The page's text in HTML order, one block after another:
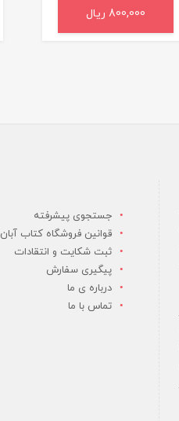
800,000 ریال
افزودن به سبد خرید
جستجوی پیشرفته
قوانین فروشگاه کتاب آبان
ثبت شکایت و انتقادات
پیگیری سفارش
درباره ی ما
تماس با ما